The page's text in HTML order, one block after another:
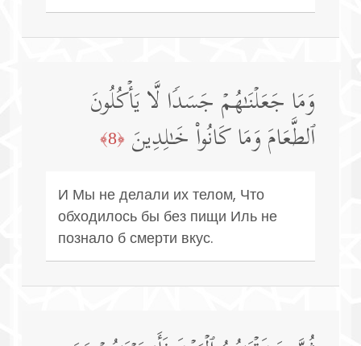
وَمَا جَعَلۡنَـٰهُمۡ جَسَدࣰا لَّا یَأۡكُلُونَ
ٱلطَّعَامَ وَمَا كَانُوا۟ خَـٰلِدِینَ ﴿8﴾
И Мы не делали их телом, Что
обходилось бы без пищи Иль не
познало б смерти вкус.